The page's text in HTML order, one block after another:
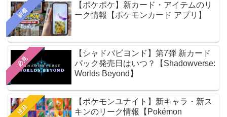
新着
【ポケポケ】新カード・アイテムのリ
ーク情報【ポケモンカード アプリ】
必見
【シャドバビヨンド】第7弾 新カード
パック発売日はいつ？【Shadowverse:
Worlds Beyond】
注目
【ポケモンユナイト】新キャラ・新ス
キンのリーク情報【Pokémon